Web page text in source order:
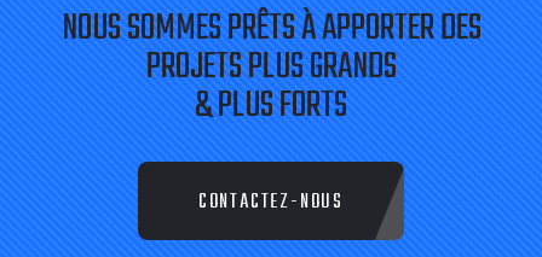
NOUS SOMMES PRÊTS À APPORTER DES
PROJETS PLUS GRANDS
& PLUS FORTS
CONTACTEZ-NOUS